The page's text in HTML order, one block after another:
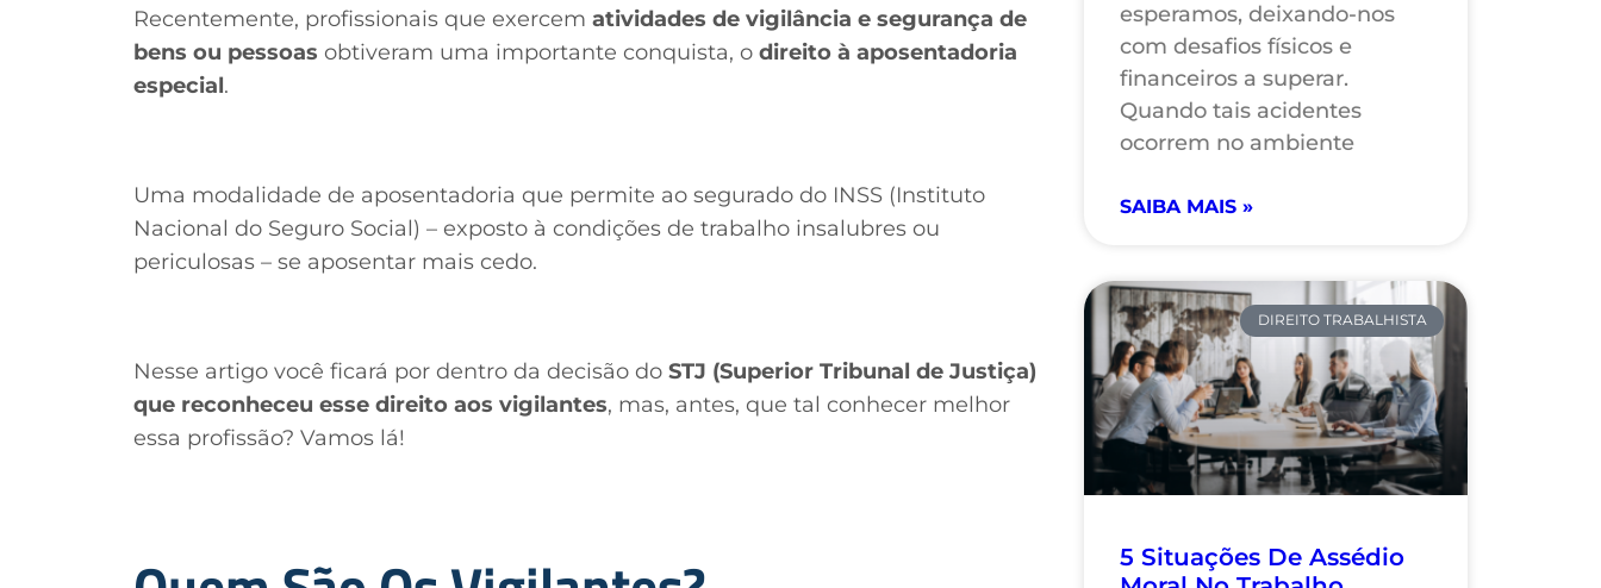
Recentemente, profissionais que exercem atividades de vigilância e segurança de
bens ou pessoas obtiveram uma importante conquista, o direito à aposentadoria
especial.
Uma modalidade de aposentadoria que permite ao segurado do INSS (Instituto
Nacional do Seguro Social) – exposto à condições de trabalho insalubres ou
periculosas – se aposentar mais cedo.
Nesse artigo você ficará por dentro da decisão do STJ (Superior Tribunal de Justiça)
que reconheceu esse direito aos vigilantes, mas, antes, que tal conhecer melhor
essa profissão? Vamos lá!
esperamos, deixando-nos
com desafios físicos e
financeiros a superar.
Quando tais acidentes
ocorrem no ambiente
SAIBA MAIS »
DIREITO TRABALHISTA
5 Situações De Assédio